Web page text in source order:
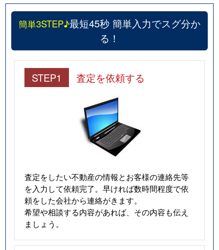
簡単3STEP♪最短45秒 簡単入力でスグ分か
る！
STEP1 査定を依頼する
査定をしたい不動産の情報とお客様の連絡先等
を入力して依頼完了。早ければ数時間程度で依
頼をした会社から連絡がきます。
希望や相談する内容があれば、その内容も伝え
ましょう。